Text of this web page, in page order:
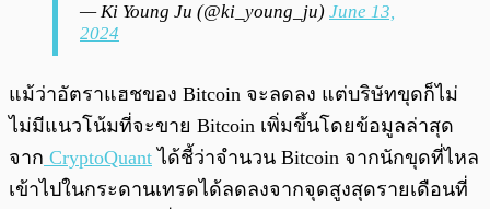
— Ki Young Ju (@ki_young_ju) June 13,
2024
แม้ว่าอัตราแฮชของ Bitcoin จะลดลง แต่บริษัทขุดก็ไม่
ไม่มีแนวโน้มที่จะขาย Bitcoin เพิ่มขึ้นโดยข้อมูลล่าสุด
จาก CryptoQuant ได้ชี้ว่าจำนวน Bitcoin จากนักขุดที่ไหล
เข้าไปในกระดานเทรดได้ลดลงจากจุดสูงสุดรายเดือนที่